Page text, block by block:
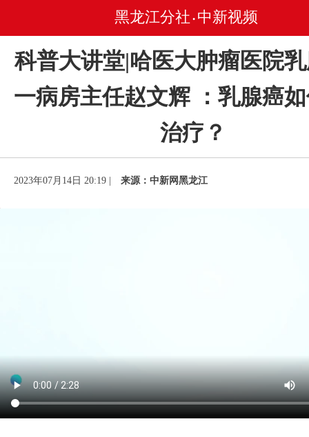
黑龙江分社 • 中新视频
科普大讲堂|哈医大肿瘤医院
一病房主任赵文辉 ：乳腺癌
治疗？
2023年07月14日 20:19 | 来源：中新网黑龙江